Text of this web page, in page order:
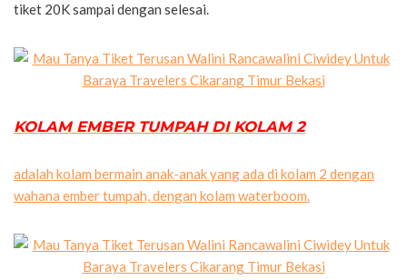
tiket 20K sampai dengan selesai.
KOLAM EMBER TUMPAH DI KOLAM 2
adalah kolam bermain anak-anak yang ada di kolam 2 dengan
wahana ember tumpah, dengan kolam waterboom.